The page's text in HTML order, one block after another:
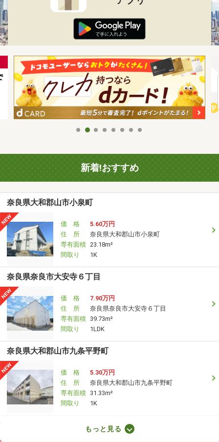
新着!おすすめ
奈良県大和郡山市小泉町
価 格
5.60万円
住 所
奈良県大和郡山市小泉町
専有面積 23.18m²
間取り
1K
奈良県奈良市大安寺６丁目
価 格
7.90万円
住 所
奈良県奈良市大安寺６丁目
専有面積 39.73m²
間取り
1LDK
奈良県大和郡山市九条平野町
価 格
5.30万円
住 所
奈良県大和郡山市九条平野町
専有面積 31.33m²
間取り
1K
奈良県大和郡山市九条平野町
もっと見る